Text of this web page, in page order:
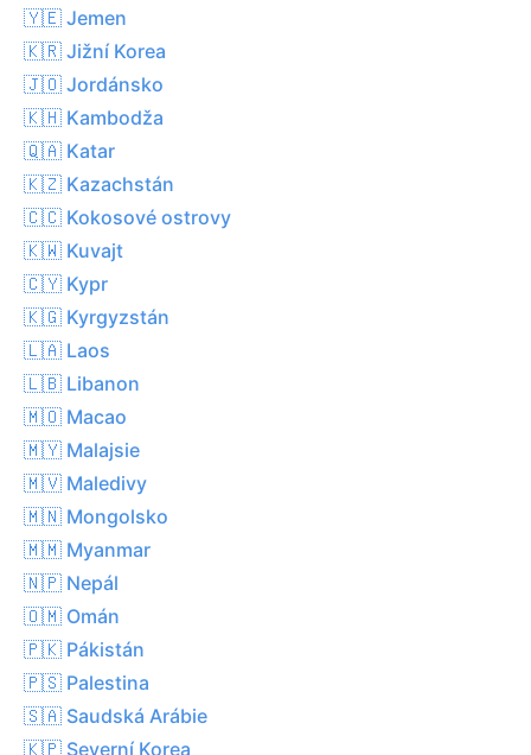
🇾🇪 Jemen
🇰🇷 Jižní Korea
🇯🇴 Jordánsko
🇰🇭 Kambodža
🇶🇦 Katar
🇰🇿 Kazachstán
🇨🇨 Kokosové ostrovy
🇰🇼 Kuvajt
🇨🇾 Kypr
🇰🇬 Kyrgyzstán
🇱🇦 Laos
🇱🇧 Libanon
🇲🇴 Macao
🇲🇾 Malajsie
🇲🇻 Maledivy
🇲🇳 Mongolsko
🇲🇲 Myanmar
🇳🇵 Nepál
🇴🇲 Omán
🇵🇰 Pákistán
🇵🇸 Palestina
🇸🇦 Saudská Arábie
🇰🇵 Severní Korea